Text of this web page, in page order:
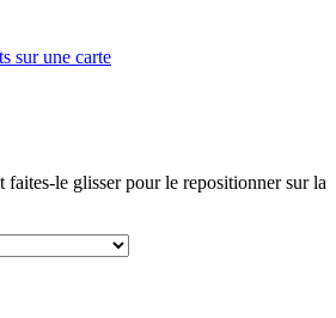
sur une carte
faites-le glisser pour le repositionner sur la